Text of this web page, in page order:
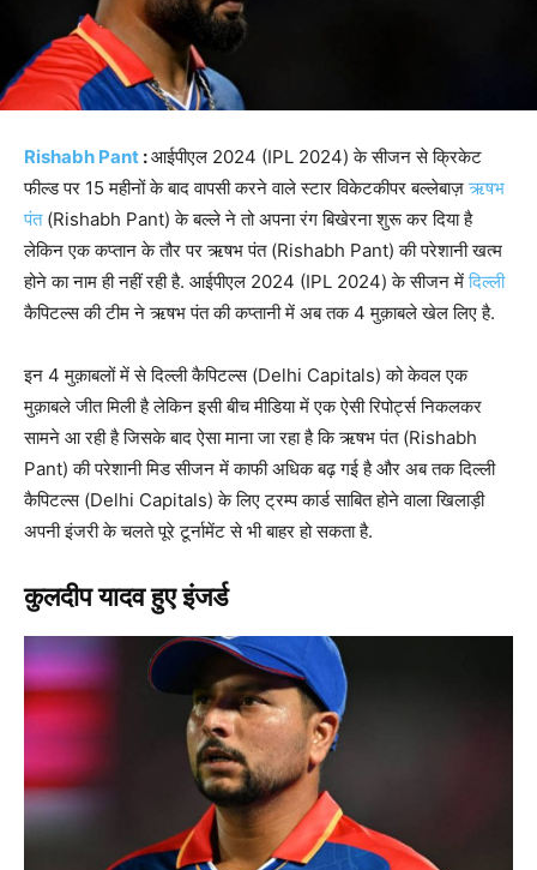
Rishabh Pant :आईपीएल 2024 (IPL 2024) के सीजन से क्रिकेट
फील्ड पर 15 महीनों के बाद वापसी करने वाले स्टार विकेटकीपर बल्लेबाज़ऋषभ
पंत(Rishabh Pant) के बल्ले ने तो अपना रंग बिखेरना शुरू कर दिया है
लेकिन एक कप्तान के तौर पर ऋषभ पंत (Rishabh Pant) की परेशानी खत्म
होने का नाम ही नहीं रही है. आईपीएल 2024 (IPL 2024) के सीजन मेंदिल्ली
कैपिटल्स की टीम ने ऋषभ पंत की कप्तानी में अब तक 4 मुक़ाबले खेल लिए है.
इन 4 मुक़ाबलों में से दिल्ली कैपिटल्स (Delhi Capitals) को केवल एक
मुक़ाबले जीत मिली है लेकिन इसी बीच मीडिया में एक ऐसी रिपोर्ट्स निकलकर
सामने आ रही है जिसके बाद ऐसा माना जा रहा है कि ऋषभ पंत (Rishabh
Pant) की परेशानी मिड सीजन में काफी अधिक बढ़ गई है और अब तक दिल्ली
कैपिटल्स (Delhi Capitals) के लिए ट्रम्प कार्ड साबित होने वाला खिलाड़ी
अपनी इंजरी के चलते पूरे टूर्नामेंट से भी बाहर हो सकता है.
कुलदीप यादव हुए इंजर्ड